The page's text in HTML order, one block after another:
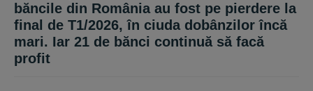
băncile din România au fost pe pierdere la
final de T1/2026, în ciuda dobânzilor încă
mari. Iar 21 de bănci continuă să facă
profit